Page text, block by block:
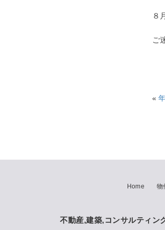
８
ご
«
Home 物
不動産,建築,コンサルティン